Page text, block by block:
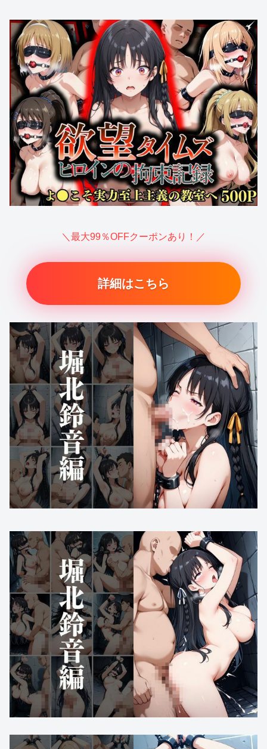
＼最大99％OFFクーポンあり！／
詳細はこちら